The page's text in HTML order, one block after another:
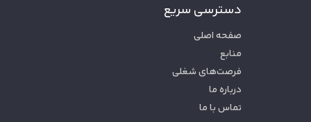
دسترسی سریع
صفحه اصلی
منابع
فرصت‌های شغلی
درباره ما
تماس با ما